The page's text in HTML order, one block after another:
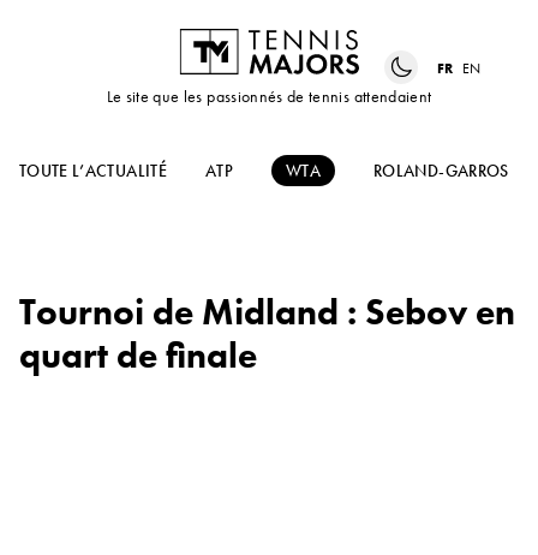
Le site que les passionnés de tennis attendaient
FR EN
TOUTE L’ACTUALITÉ ATP WTA ROLAND-GARROS
Tournoi de Midland : Sebov en
quart de finale